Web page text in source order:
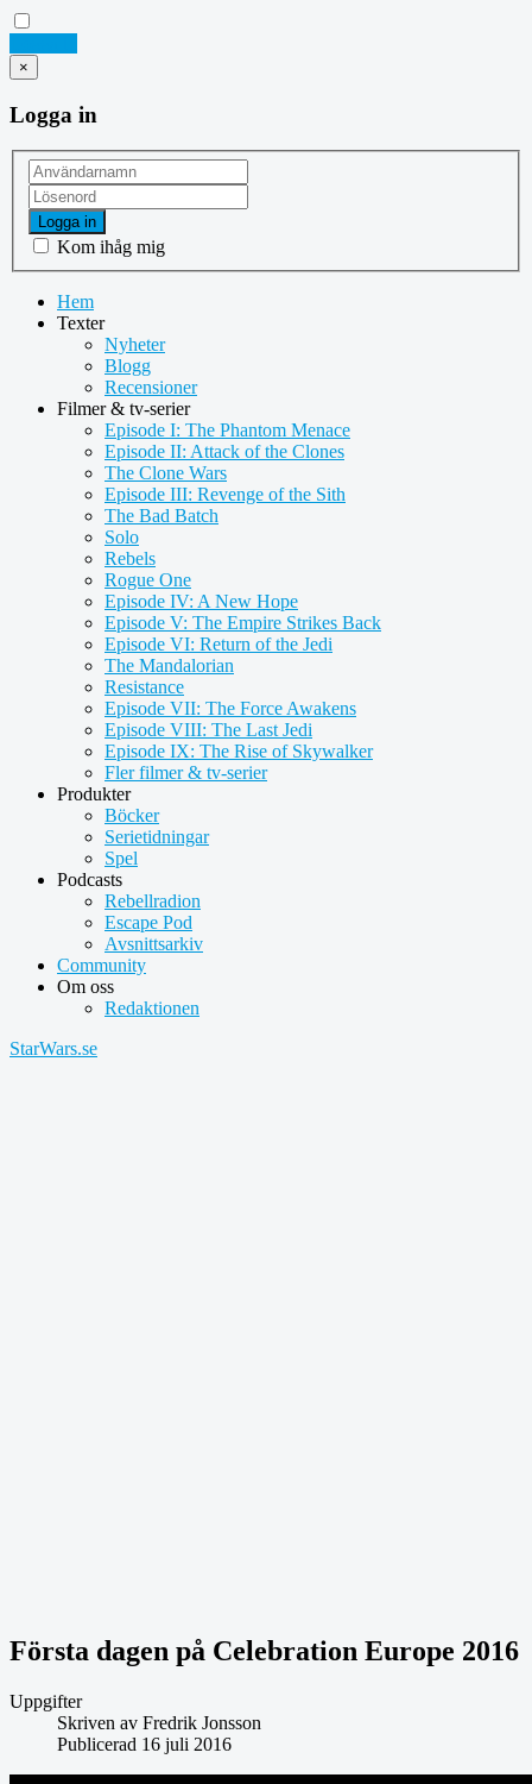
×
Logga in
Logga in
Kom ihåg mig
Hem
Texter
Nyheter
Blogg
Recensioner
Filmer & tv-serier
Episode I: The Phantom Menace
Episode II: Attack of the Clones
The Clone Wars
Episode III: Revenge of the Sith
The Bad Batch
Solo
Rebels
Rogue One
Episode IV: A New Hope
Episode V: The Empire Strikes Back
Episode VI: Return of the Jedi
The Mandalorian
Resistance
Episode VII: The Force Awakens
Episode VIII: The Last Jedi
Episode IX: The Rise of Skywalker
Fler filmer & tv-serier
Produkter
Böcker
Serietidningar
Spel
Podcasts
Rebellradion
Escape Pod
Avsnittsarkiv
Community
Om oss
Redaktionen
StarWars.se
Första dagen på Celebration Europe 2016
Uppgifter
Skriven av Fredrik Jonsson
Publicerad 16 juli 2016